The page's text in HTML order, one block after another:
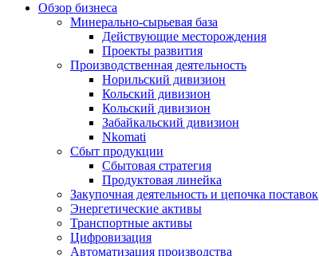
Обзор бизнеса
Минерально-сырьевая база
Действующие месторождения
Проекты развития
Производственная деятельность
Норильский дивизион
Кольский дивизион
Кольский дивизион
Забайкальский дивизион
Nkomati
Сбыт продукции
Сбытовая стратегия
Продуктовая линейка
Закупочная деятельность и цепочка поставок
Энергетические активы
Транспортные активы
Цифровизация
Автоматизация производства